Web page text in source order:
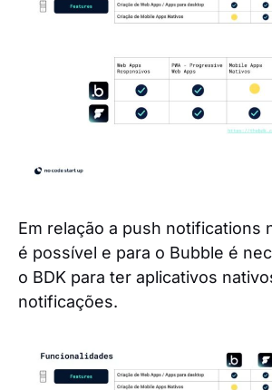
Em relação a push notifications
é possível e para o Bubble é
o BDK para ter aplicativos
notificações.